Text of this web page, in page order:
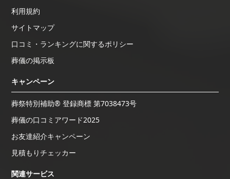
利用規約
サイトマップ
口コミ・ランキングに関するポリシー
葬儀の掲示板
キャンペーン
葬祭特別補助® 登録商標 第7038473号
葬儀の口コミアワード2025
お友達紹介キャンペーン
見積もりチェッカー
関連サービス